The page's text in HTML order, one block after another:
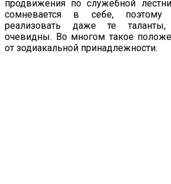
продвижения по служебной
сомневается в себе,
реализовать даже те
очевидны. Во многом такое
от зодиакальной принадлежности.